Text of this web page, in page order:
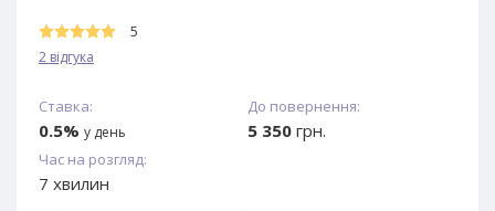
5
2 відгука
Ставка:
0.5% у день
До повернення:
5 350 грн.
Час на розгляд:
7 хвилин